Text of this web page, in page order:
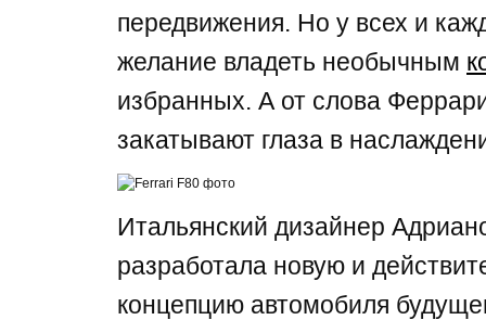
передвижения. Но у всех и
желание владеть необычным
избранных. А от слова
закатывают глаза в
Итальянский дизайнер
разработала новую и
концепцию автомобиля